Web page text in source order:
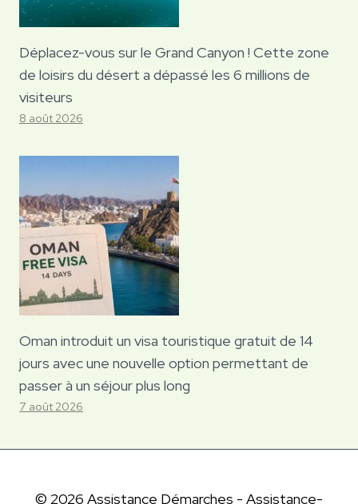
Déplacez-vous sur le Grand Canyon ! Cette zone
de loisirs du désert a dépassé les 6 millions de
visiteurs
8 août 2026
Oman introduit un visa touristique gratuit de 14
jours avec une nouvelle option permettant de
passer à un séjour plus long
7 août 2026
© 2026 Assistance Démarches - Assistance-